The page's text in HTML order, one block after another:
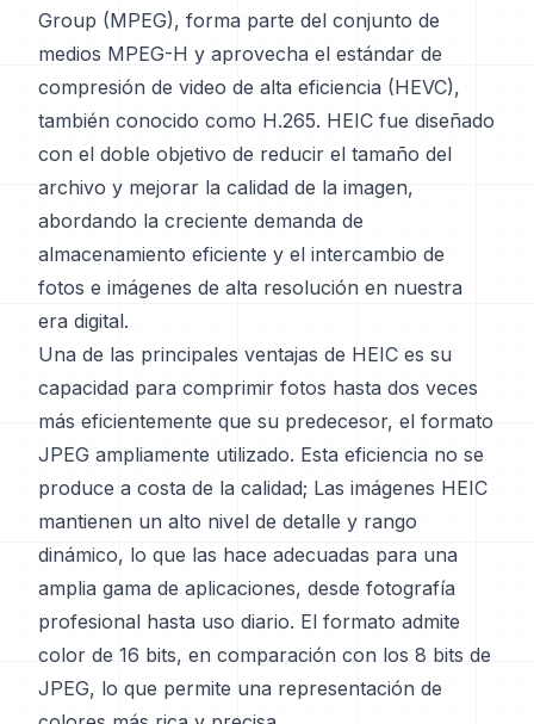
Group (MPEG), forma parte del conjunto de
medios MPEG-H y aprovecha el estándar de
compresión de video de alta eficiencia (HEVC),
también conocido como H.265. HEIC fue diseñado
con el doble objetivo de reducir el tamaño del
archivo y mejorar la calidad de la imagen,
abordando la creciente demanda de
almacenamiento eficiente y el intercambio de
fotos e imágenes de alta resolución en nuestra
era digital.
Una de las principales ventajas de HEIC es su
capacidad para comprimir fotos hasta dos veces
más eficientemente que su predecesor, el formato
JPEG ampliamente utilizado. Esta eficiencia no se
produce a costa de la calidad; Las imágenes HEIC
mantienen un alto nivel de detalle y rango
dinámico, lo que las hace adecuadas para una
amplia gama de aplicaciones, desde fotografía
profesional hasta uso diario. El formato admite
color de 16 bits, en comparación con los 8 bits de
JPEG, lo que permite una representación de